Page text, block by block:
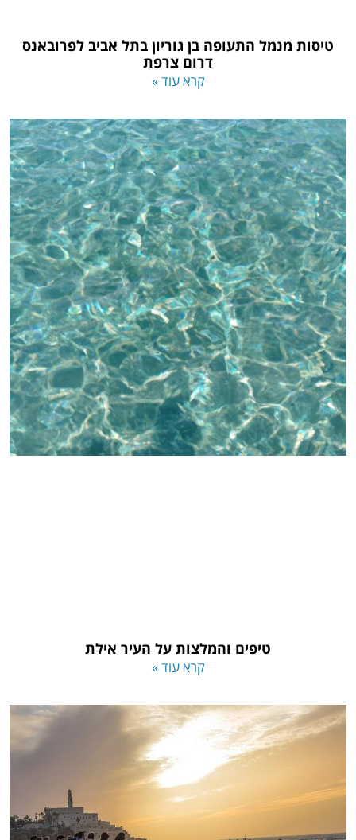
טיסות מנמל התעופה בן גוריון בתל אביב לפרובאנס
דרום צרפת
קרא עוד »
טיפים והמלצות על העיר אילת
קרא עוד »